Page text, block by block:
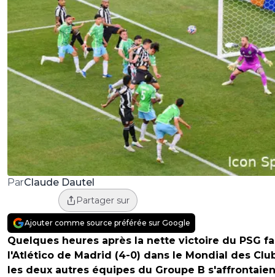
ParClaude Dautel
Partager sur
Ajouter comme source préférée sur Google
Quelques heures après la nette victoire du PSG
l'Atlético de Madrid (4-0) dans le Mondial des
les deux autres équipes du Groupe B